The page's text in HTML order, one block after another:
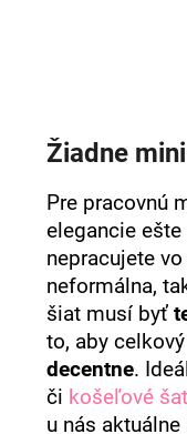
Žiadne
Pre pracovnú
elegancie
nepracujete
neformálna,
šiat musí byť
to, aby
decentne.
či košeľové
u nás